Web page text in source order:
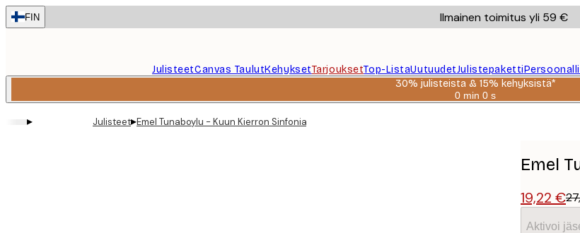
Skip
to
FIN Ilmainen toimitus yli 59 €
JulisteetCanvas TaulutKehyksetTarjouksetTop-ListaUutuudetJulistepaketti
30% julisteista & 15% kehyksistä*
0 min 0 s
Voimassa
▸ Julisteet▸Emel Tunaboylu - Kuun Kierron Sinfonia Juliste
Emel
19,22 €
Aktivoi